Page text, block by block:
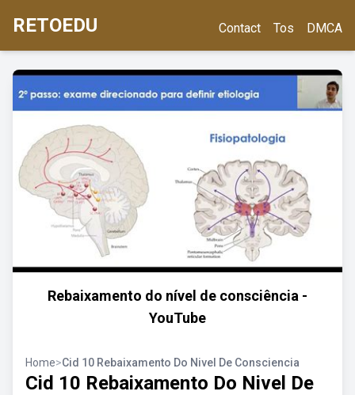
RETOEDU Contact Tos DMCA
Rebaixamento do nível de consciência -
YouTube
Home>Cid 10 Rebaixamento Do Nivel De Consciencia
Cid 10 Rebaixamento Do Nivel De